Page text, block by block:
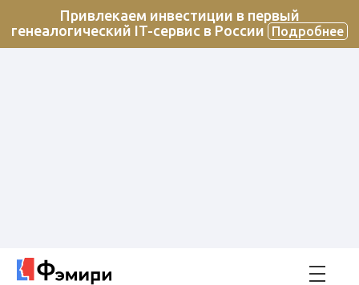
Привлекаем инвестиции в первый
генеалогический IT-сервис в России
Подробнее